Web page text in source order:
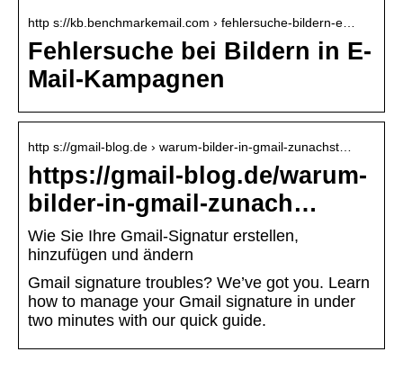
http s://kb.benchmarkemail.com › fehlersuche-bildern-e…
Fehlersuche bei Bildern in E-
Mail-Kampagnen
http s://gmail-blog.de › warum-bilder-in-gmail-zunachst…
https://gmail-blog.de/warum-
bilder-in-gmail-zunach…
Wie Sie Ihre Gmail-Signatur erstellen,
hinzufügen und ändern
Gmail signature troubles? We’ve got you. Learn
how to manage your Gmail signature in under
two minutes with our quick guide.